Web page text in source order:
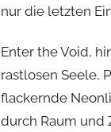
nur die letzten
Enter the Void,
rastlosen Seele,
flackernde
durch Raum und